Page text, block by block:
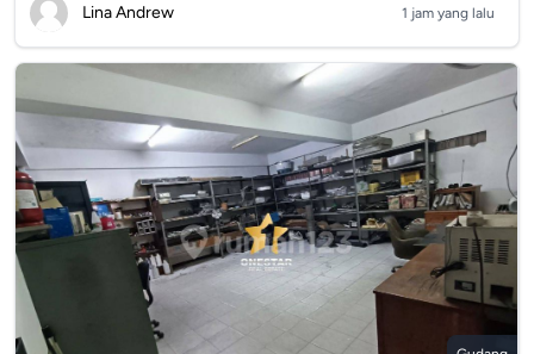
Lina Andrew 1 jam yang lalu